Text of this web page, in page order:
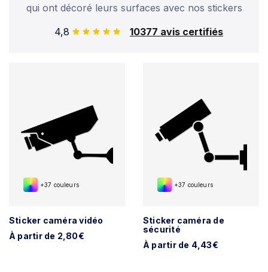
qui ont décoré leurs surfaces avec nos stickers
4,8
10377 avis certifiés
+37 couleurs
Sticker caméra vidéo
À partir de 2,80€
+37 couleurs
Sticker caméra de
sécurité
À partir de 4,43€